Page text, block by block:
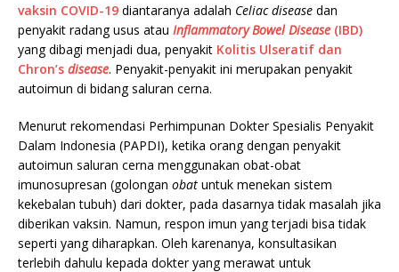
vaksin COVID-19 diantaranya adalah Celiac disease dan
penyakit radang usus atau Inflammatory Bowel Disease (IBD)
yang dibagi menjadi dua, penyakit Kolitis Ulseratif dan
Chron’s disease. Penyakit-penyakit ini merupakan penyakit
autoimun di bidang saluran cerna.
Menurut rekomendasi Perhimpunan Dokter Spesialis Penyakit
Dalam Indonesia (PAPDI), ketika orang dengan penyakit
autoimun saluran cerna menggunakan obat-obat
imunosupresan (golongan obat untuk menekan sistem
kekebalan tubuh) dari dokter, pada dasarnya tidak masalah jika
diberikan vaksin. Namun, respon imun yang terjadi bisa tidak
seperti yang diharapkan. Oleh karenanya, konsultasikan
terlebih dahulu kepada dokter yang merawat untuk